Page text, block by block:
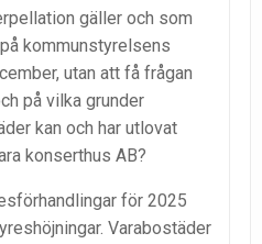
gäller och som
kommunstyrelsens
utan att få frågan
på vilka grunder
kan och har utlovat
konserthus AB?
för 2025
Varabostäder